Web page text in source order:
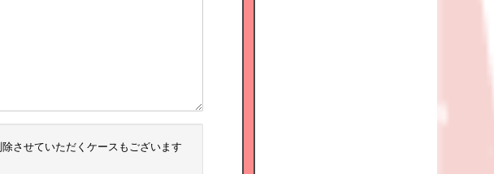
させていただくケースもございます